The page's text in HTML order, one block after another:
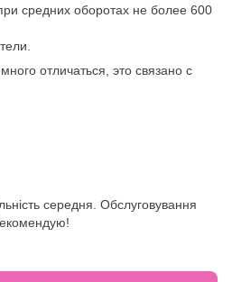
средних оборотах не более 600
отличаться, это связано с
середня. Обслуговування